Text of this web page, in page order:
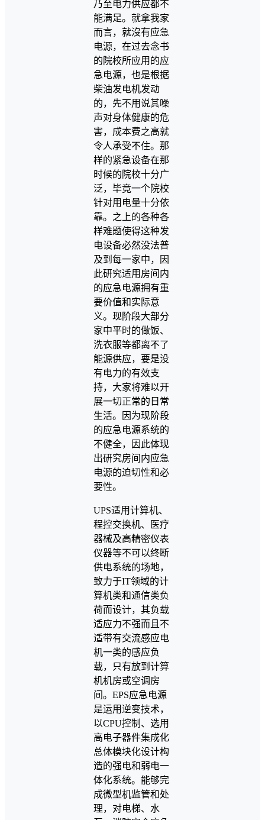
乃至电力供应都不
能满足。就拿我家
而言，就沒有应急
电源，在过去念书
的院校所应用的应
急电源，也是根据
柴油发电机发动
的，先不用说其噪
声对身体健康的危
害，成本费之高就
令人承受不住。那
样的紧急设备在那
时候的院校十分广
泛，毕竟一个院校
针对用电量十分依
靠。之上的各种各
样难题使得这种发
电设备必然没法普
及到每一家中，因
此研究适用房间内
的应急电源拥有重
要价值和实际意
义。现阶段大部分
家中平时的做饭、
洗衣服等都离不了
能源供应，要是没
有电力的有效支
持，大家将难以开
展一切正常的日常
生活。因为现阶段
的应急电源系统的
不健全，因此体现
出研究房间内应急
电源的迫切性和必
要性。
UPS适用计算机、
程控交换机、医疗
器械及高精密仪表
仪器等不可以终断
供电系统的场地，
致力于IT领域的计
算机类和通信类负
荷而设计，其负载
适应力不强而且不
适带有交流感应电
机一类的感应负
载，只有放到计算
机机房或空调房
间。EPS应急电源
是运用逆变技术，
以CPU控制、选用
高电子器件集成化
总体模块化设计构
造的强电和弱电一
体化系统。能够完
成微型机监管和处
理，对电梯、水